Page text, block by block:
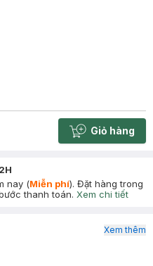
Cart plus
Giỏ hàng
nay (Miễn phí). Đặt hàng trong
thanh toán. Xem chi tiết
Xem thêm